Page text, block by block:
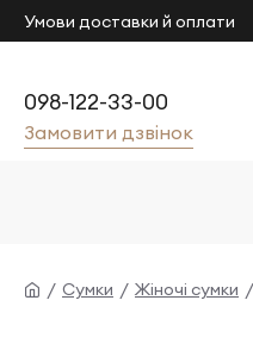
Умови доставки й оплати
098-122-33-00
Замовити дзвінок
Сумки Жіночі сумки